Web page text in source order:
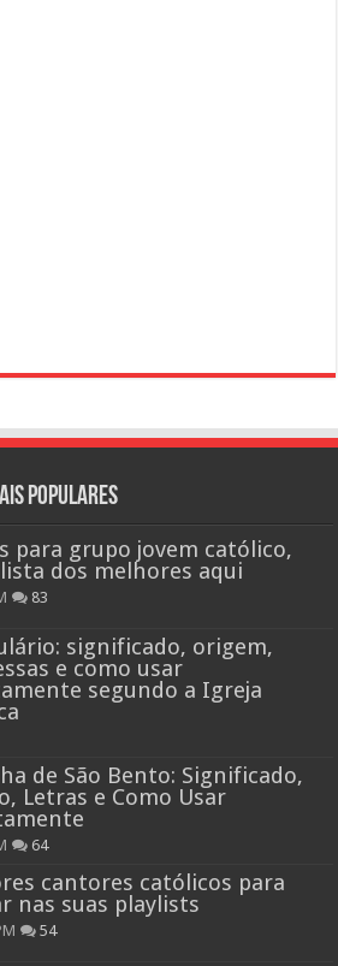
Populares
para grupo jovem católico,
dos melhores aqui
83
significado, origem,
e como usar
segundo a Igreja
de São Bento: Significado,
Letras e Como Usar
64
cantores católicos para
nas suas playlists
54